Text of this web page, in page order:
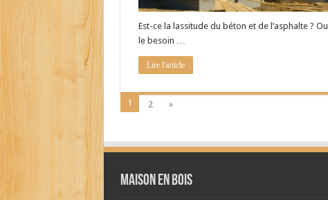
Est-ce la lassitude du béton et de l’asphalte ? Ou
le besoin …
Lire l'article
1 2 »
Maison en bois